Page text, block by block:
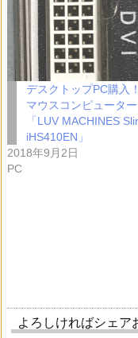
デスクトップPC購入！
マウスコンピューター
「LUV MACHINES
iHS410EN」
2018年9月2日
PC
よろしければシェア